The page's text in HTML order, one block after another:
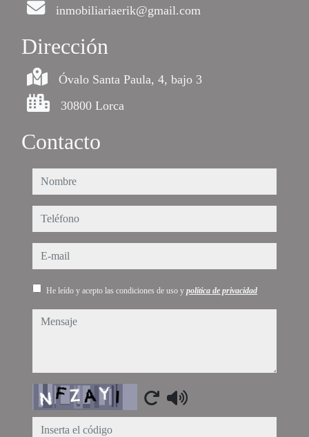
inmobiliariaerik@gmail.com
Dirección
Óvalo Santa Paula, 4, bajo 3
30800 Lorca
Contacto
nombre
teléfono
e-mail
He leído y acepto las condiciones de uso y política de privacidad
mensaje
Captcha